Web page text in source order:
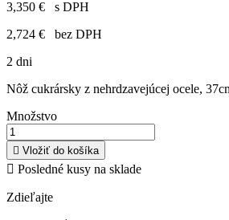
3,350 €
s DPH
2,724 €
bez DPH
2 dni
Nôž cukrársky z nehrdzavejúcej ocele,
Množstvo
 Vložiť do košíka
 Posledné kusy na sklade
Zdieľajte